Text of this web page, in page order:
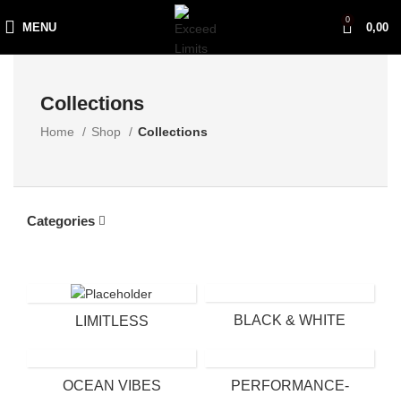
MENU
0
0,00
Collections
Home Shop Collections
Categories
LIMITLESS BLACK & WHITE
OCEAN VIBES
PERFORMANCE-